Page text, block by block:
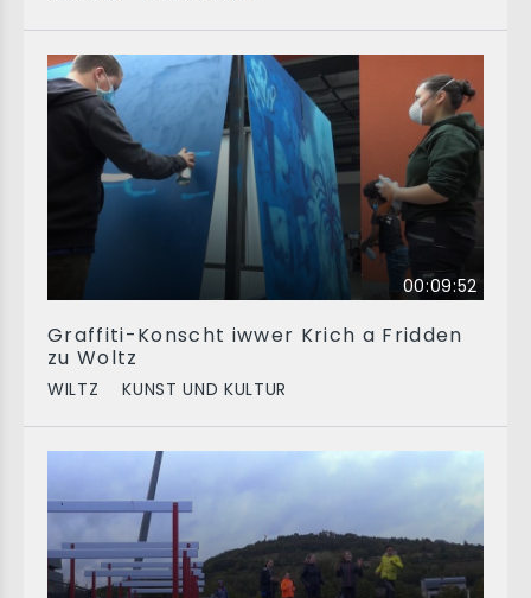
00:09:52
Graffiti-Konscht iwwer Krich a Fridden
zu Woltz
WILTZ KUNST UND KULTUR